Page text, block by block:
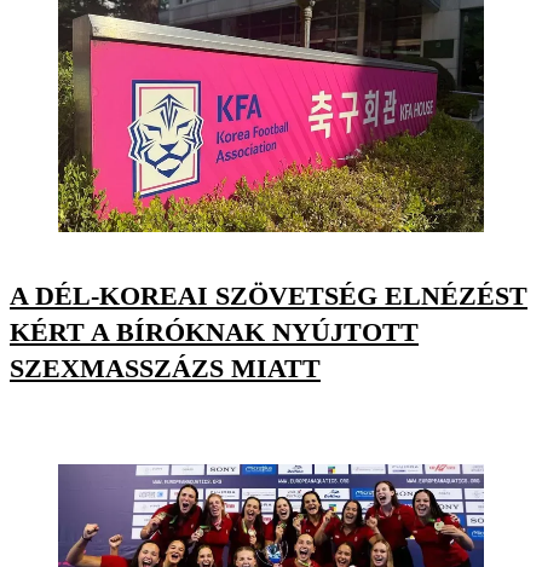
A DÉL-KOREAI SZÖVETSÉG ELNÉZÉST
KÉRT A BÍRÓKNAK NYÚJTOTT
SZEXMASSZÁZS MIATT